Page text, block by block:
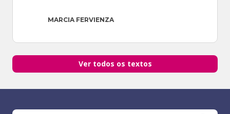
MARCIA FERVIENZA
Ver todos os textos